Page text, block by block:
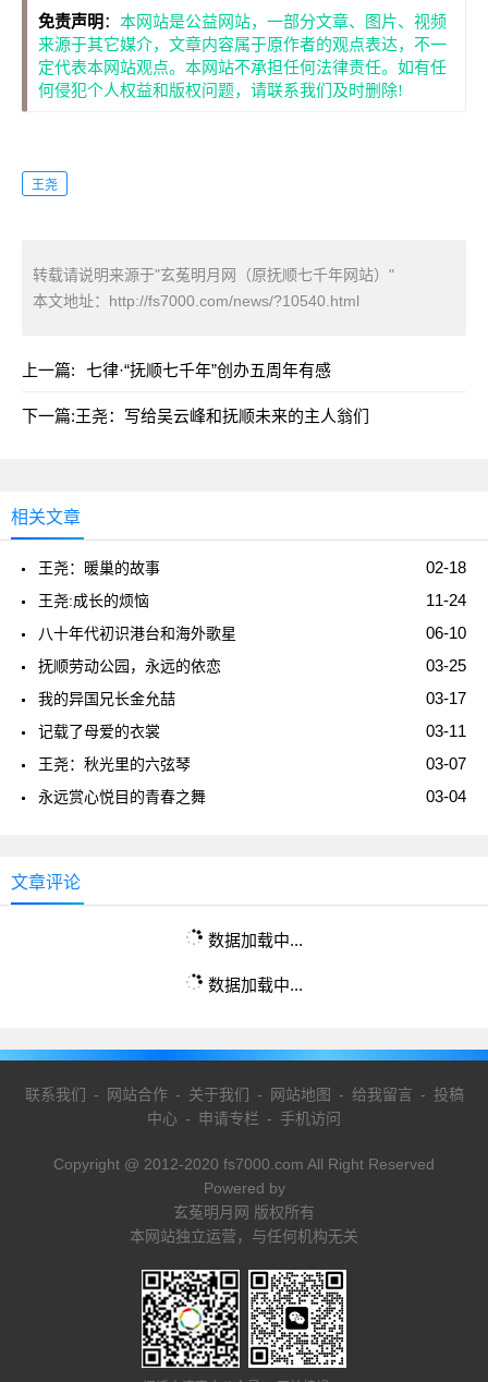
免责声明 ： 本网站是公益网站，一部分文章、图片、视频
来源于其它媒介，文章内容属于原作者的观点表达，不一
定代表本网站观点。本网站不承担任何法律责任。如有任
何侵犯个人权益和版权问题，请联系我们及时删除!
王尧
转载请说明来源于"玄菟明月网（原抚顺七千年网站）"
本文地址： http://fs7000.com/news/?10540.html
上一篇: 七律·“抚顺七千年”创办五周年有感
下一篇:王尧：写给吴云峰和抚顺未来的主人翁们
相关文章
02-18
王尧：暖巢的故事
11-24
王尧:成长的烦恼
06-10
八十年代初识港台和海外歌星
03-25
抚顺劳动公园，永远的依恋
03-17
我的异国兄长金允喆
03-11
记载了母爱的衣裳
03-07
王尧：秋光里的六弦琴
03-04
永远赏心悦目的青春之舞
文章评论
数据加载中...
数据加载中...
联系我们 - 网站合作- 关于我们 - 网站地图 - 给我留言 - 投稿
中心 - 申请专栏 - 手机访问
Copyright @ 2012-2020 fs7000.com All Right Reserved
Powered by
玄菟明月网 版权所有
本网站独立运营，与任何机构无关